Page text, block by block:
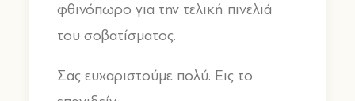
φθινόπωρο για την τελική πινελιά
του σοβατίσματος.
Σας ευχαριστούμε πολύ. Εις το